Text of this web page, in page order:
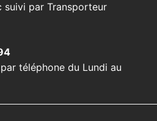
suivi par Transporteur
téléphone du Lundi au